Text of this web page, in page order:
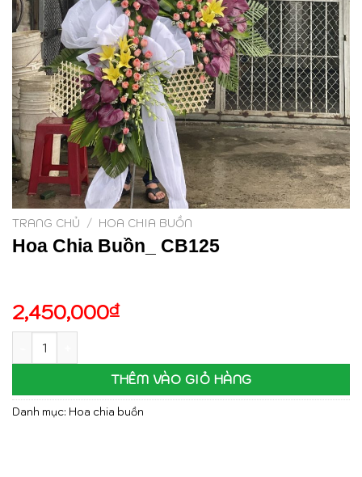
TRANG CHỦ / HOA CHIA BUỒN
Hoa Chia Buồn_ CB125
2,450,000₫
Hoa Chia Buồn_ CB125 số lượng
THÊM VÀO GIỎ HÀNG
Danh mục: Hoa chia buồn